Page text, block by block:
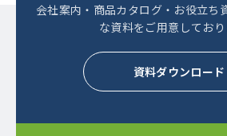
会社案内・商品カタログ・お役立ち
な資料をご用意しており
資料ダウンロード